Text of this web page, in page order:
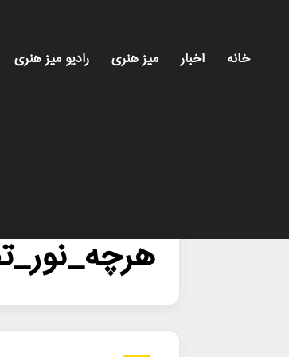
خانه اخبار میز هنری رادیو میز هنری